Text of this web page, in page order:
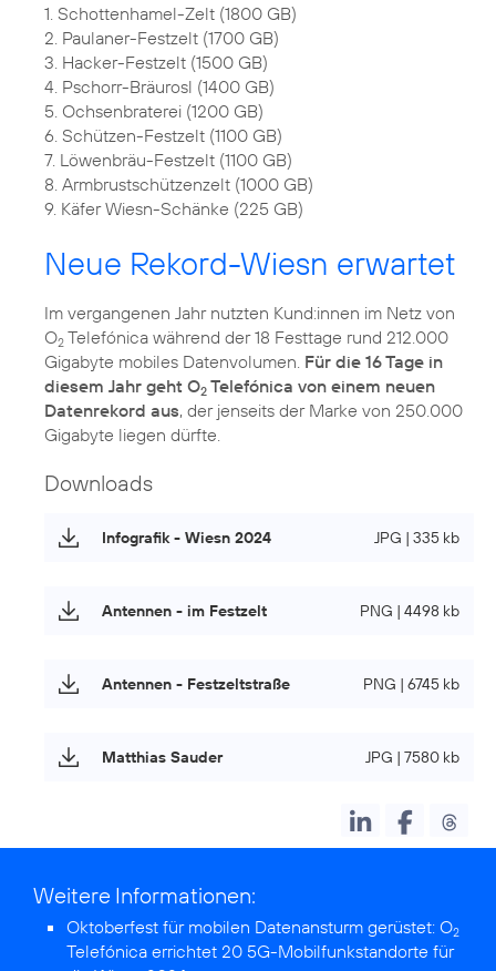
1. Schottenhamel-Zelt (1800 GB)
2. Paulaner-Festzelt (1700 GB)
3. Hacker-Festzelt (1500 GB)
4. Pschorr-Bräurosl (1400 GB)
5. Ochsenbraterei (1200 GB)
6. Schützen-Festzelt (1100 GB)
7. Löwenbräu-Festzelt (1100 GB)
8. Armbrustschützenzelt (1000 GB)
9. Käfer Wiesn-Schänke (225 GB)
Neue Rekord-Wiesn erwartet
Im vergangenen Jahr nutzten Kund:innen im Netz von
O2 Telefónica während der 18 Festtage rund 212.000
Gigabyte mobiles Datenvolumen. Für die 16 Tage in
diesem Jahr geht O2 Telefónica von einem neuen
Datenrekord aus, der jenseits der Marke von 250.000
Gigabyte liegen dürfte.
Downloads
Infografik - Wiesn 2024 JPG | 335 kb
Antennen - im Festzelt PNG | 4498 kb
Antennen - Festzeltstraße PNG | 6745 kb
Matthias Sauder JPG | 7580 kb
Weitere Informationen:
Oktoberfest für mobilen Datenansturm gerüstet: O2
Telefónica errichtet 20 5G-Mobilfunkstandorte für